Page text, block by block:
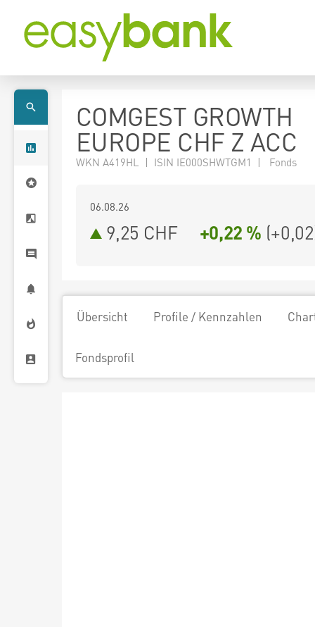
COMGEST GROWTH
EUROPE CHF Z ACC
WKN A419HL | ISIN IE000SHWTGM1 | Fonds
06.08.26
9,25 CHF +0,22 % (+0,02
Übersicht Profile / Kennzahlen
Fondsprofil